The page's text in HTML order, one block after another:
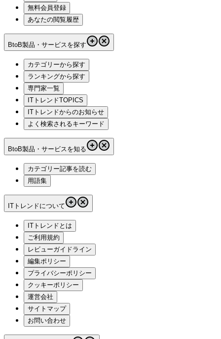
無料会員登録
あなたの閲覧履歴
BtoB製品・サービスを探す
カテゴリーから探す
ランキングから探す
専門家一覧
ITトレンドTOPICS
ITトレンドからのお知らせ
よく検索されるキーワード
BtoB製品・サービスを知る
カテゴリー記事を読む
用語集
ITトレンドについて
ITトレンドとは
ご利用規約
レビューガイドライン
編集ポリシー
プライバシーポリシー
クッキーポリシー
運営会社
サイトマップ
お問い合わせ